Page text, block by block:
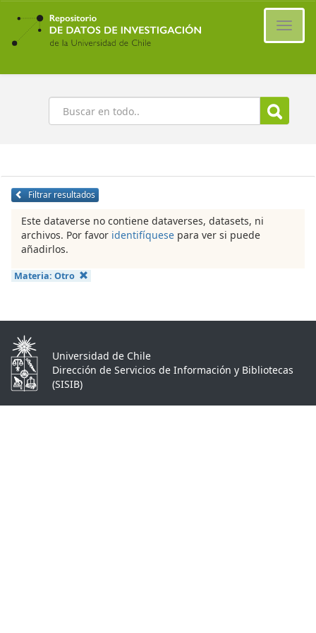
Ir
contenido
principal
Buscar
Filtrar resultados
Este dataverse no contiene dataverses, datasets, ni
archivos. Por favor identifíquese para ver si puede
añadirlos.
Materia: Otro
Universidad de Chile
Dirección de Servicios de Información y Bibliotecas
(SISIB)